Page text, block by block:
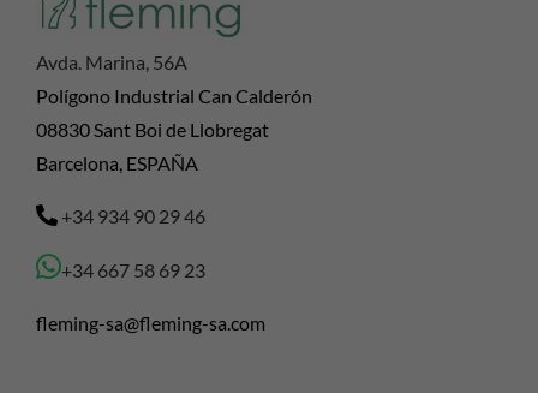
Avda. Marina, 56A
Polígono Industrial Can Calderón
08830 Sant Boi de Llobregat
Barcelona, ESPAÑA
+34 934 90 29 46
+34 667 58 69 23
fleming-sa@fleming-sa.com